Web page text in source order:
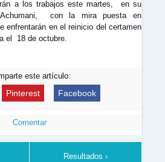
a los trabajos este martes, en su
con la mira puesta en
enfrentarán en el reinicio del certamen
el 18 de octubre.
este artículo:
Pinterest Facebook
Comentar
Resultados ›